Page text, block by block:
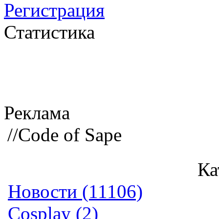
Регистрация
Статистика
Реклама
//Code of Sape
Новости (11106)
Cosplay (2)